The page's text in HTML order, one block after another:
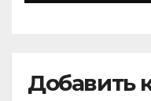
Добавить